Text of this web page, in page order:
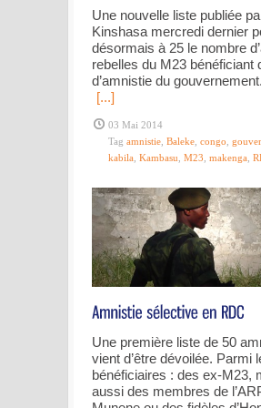
Une nouvelle liste publiée
Kinshasa mercredi dernier
désormais à 25 le nombre
rebelles du M23 bénéficiant
d’amnistie du
[...]
03 Mai 2014
Tag amnistie Baleke congo
kabila Kambasu M23 makenga
Une première liste de 50
vient d’être dévoilée. Parmi
bénéficiaires : des ex-M23,
aussi des membres de